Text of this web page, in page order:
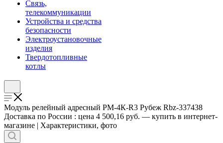
Связь,
телекоммуникации
Устройства и средства
безопасности
Электроустановочные
изделия
Твердотопливные
котлы
Модуль релейный адресный РМ-4К-R3 Рубеж Rbz-337438
Доставка по России : цена 4 500,16 руб. — купить в интернет-
магазине | Характеристики, фото